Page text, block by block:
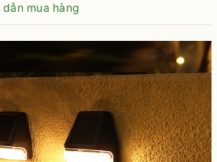
mua hàng